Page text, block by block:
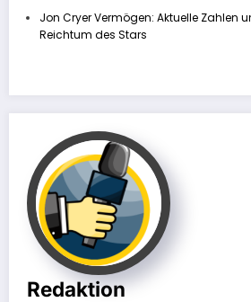
Jon Cryer Vermögen: Aktuelle Zahlen
Reichtum des Stars
Redaktion